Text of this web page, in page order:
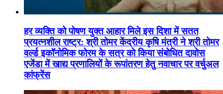
हर व्यक्ति को पोषण युक्त आहार मिले इस दिशा में सतत
प्रयत्नशील राष्ट्र: श्री तोमर केंद्रीय कृषि मंत्री ने श्री तोमर
वर्ल्ड इकॉनोमिक फोरम के सत्र को किया संबोधित दावोस
एजेंडा में खाद्य प्रणालियों के रूपांतरण हेतु नवाचार पर वर्चुअल
कांफ्रेंस